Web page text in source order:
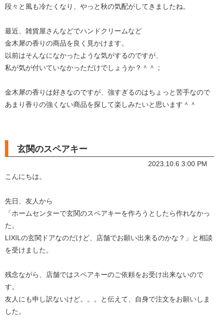
段々と風も冷たくなり、やっと秋の気配がしてきましたね。
最近、雑貨屋さんなどでハンドクリームなど
金木犀の香りの商品を良く見かけます。
以前はそんなになかったような気がするのですが、
私が気が付いていなかっただけでしょうか？＾＾；
金木犀の香りは好きなのですが、強すぎるのはちょっと苦手なので
あまり香りの強くない商品を探して楽しみたいと思います＾＾
玄関のスペアキー
2023.10.6 3:00 PM
こんにちは。
先日、友人から
「ホームセンターで玄関のスペアキーを作ろうとしたら作れなかっ
た。
LIXILの玄関ドアなのだけど、店舗でお願い出来るのかな？」と相談
を受けました。
残念ながら、店舗ではスペアキーのご依頼をお受け出来ないので
す。
友人にも申し訳ないけど。。。と伝えて、自身で注文をお願いしま
した。